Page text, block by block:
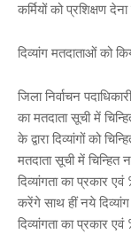
कर्मियों को प्रशिक्षण
दिव्यांग मतदाताओं को
जिला निर्वाचन
का मतदाता सूची में
के द्वारा दिव्यांगों को
मतदाता सूची में
दिव्यांगता का प्रकार
करेंगे साथ हीं नये
दिव्यांगता का प्रकार